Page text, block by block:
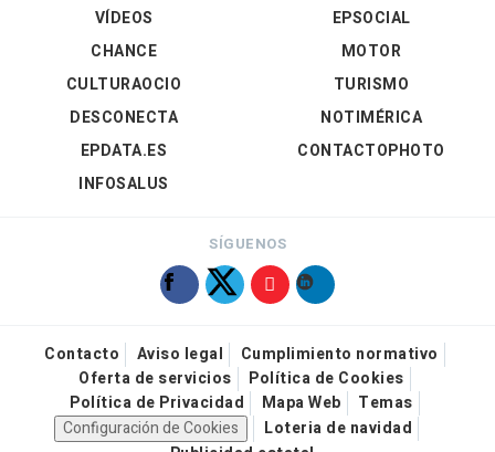
VÍDEOS
EPSOCIAL
CHANCE
CULTURAOCIO
DESCONECTA
EPDATA.ES
INFOSALUS
MOTOR
TURISMO
NOTIMÉRICA
CONTACTOPHOTO
SÍGUENOS
Contacto Aviso legal
Cumplimiento normativo
Oferta de servicios
Política de Cookies
Política de Privacidad
Mapa Web
Temas
Configuración de Cookies
Loteria de navidad